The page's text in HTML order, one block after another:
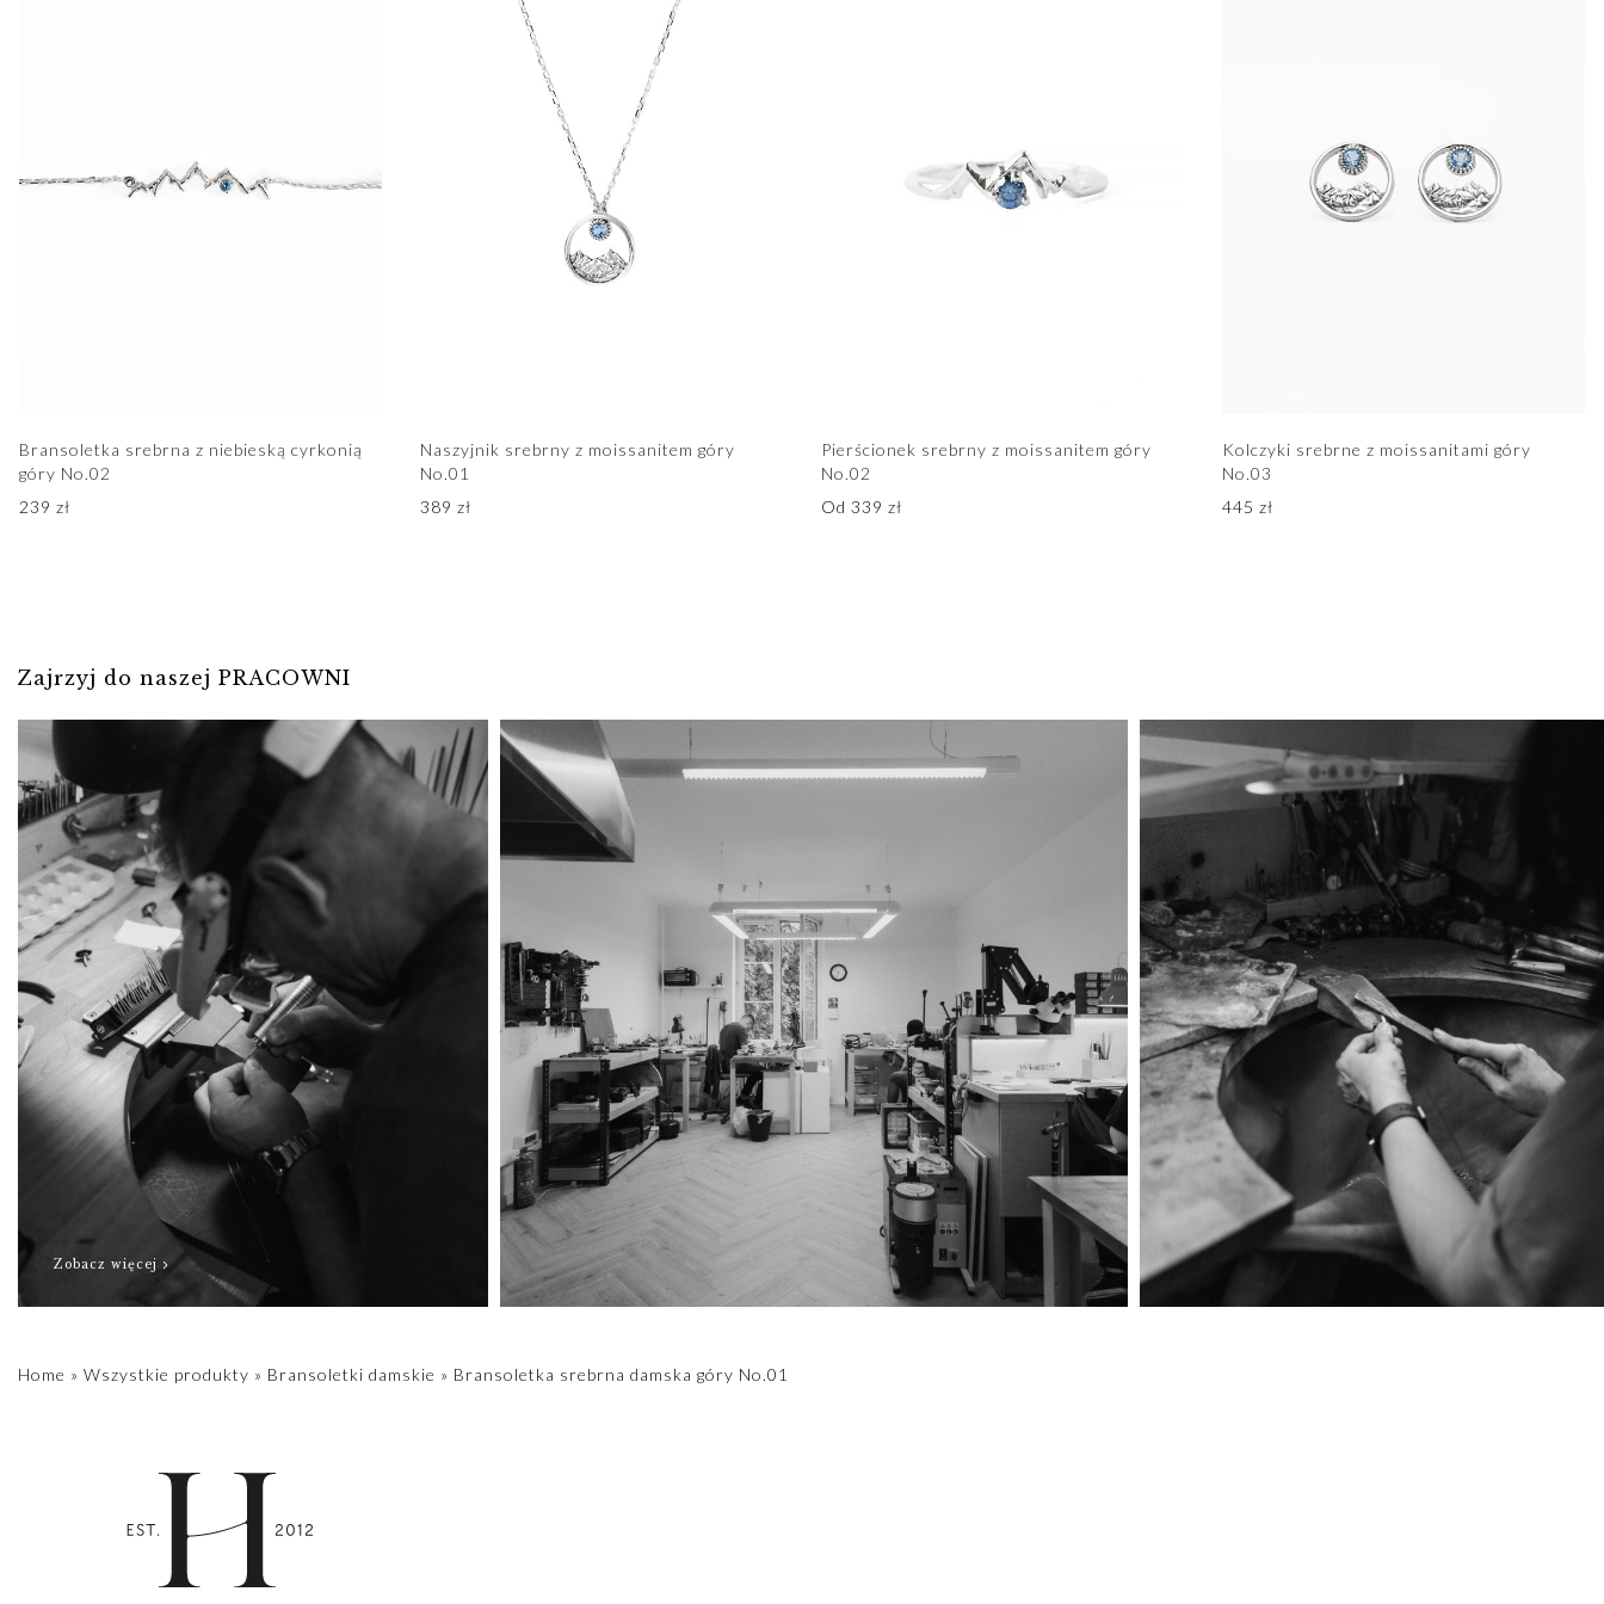
Bransoletka srebrna z niebieską cyrkonią
góry No.02
239 zł
Naszyjnik srebrny z moissanitem góry
No.01
389 zł
Pierścionek srebrny z moissanitem góry
No.02
Od 339 zł
Kolczyki srebrne z moissanitami góry
No.03
445 zł
Zajrzyj do naszej PRACOWNI
Zobacz więcej
Home » Wszystkie produkty » Bransoletki damskie » Bransoletka srebrna damska góry No.01